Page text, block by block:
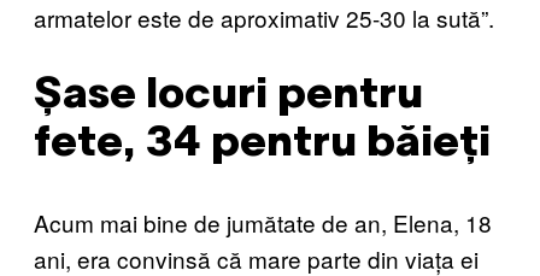
armatelor este de aproximativ 25-30 la sută”.
Șase locuri pentru
fete, 34 pentru băieți
Acum mai bine de jumătate de an, Elena, 18
ani, era convinsă că mare parte din viața ei